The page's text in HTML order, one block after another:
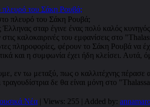
του Σάκη Ρουβά;
σταρ έγινε ένας πολύ καλός
καλοκαιρινές του εμφανίσεις στο
πληροφορίες, φέρουν το Σάκη Ρουβά να
και η συμφωνία έχει ήδη κλείσει.
εν τω μεταξύ, πως ο καλλιτέχνης
τραγουδίστρια δε θα είναι μόνη στο
Νέα | Views: 255 | Added by: